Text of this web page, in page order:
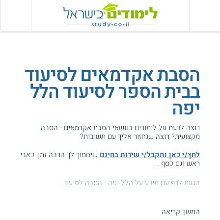
הסבת אקדמאים לסיעוד
בבית הספר לסיעוד הלל
יפה
רוצה לדעת על לימודים בנושאי הסבת אקדמאים - הסבה
מקצועית? רוצה שנחזור אליך עם תשובות?
לחץ/י כאן ותקבל/י שירות בחינם שיחסוך לך הרבה זמן, כאבי
ראש וגם כסף ...
הגעת לדף עם מידע על הלל יפה - הסבה לסיעוד.
עזרנו גם לך? דרג אותנו:המשך קריאה